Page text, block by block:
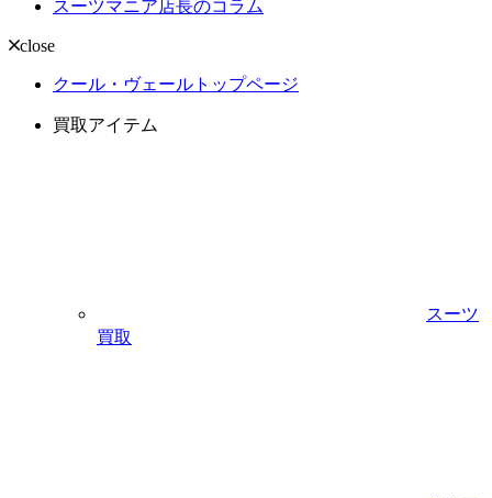
スーツマニア店長のコラム
close
クール・ヴェールトップページ
買取アイテム
スーツ
買取